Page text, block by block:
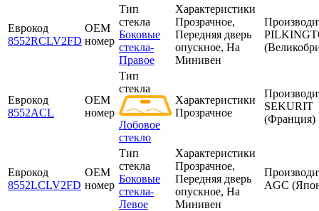
Еврокод
8552RCLV2FD
OEM
номер
Тип
стекла
Боковые
стекла-
Правое
Характеристики
Прозрачное,
Передняя дверь
опускное, На
Минивен
Еврокод
8552ACL
OEM
номер
Тип
стекла
Лобовое
стекло
Характеристики
Прозрачное
SEKURIT
(Франция)
Еврокод
8552LCLV2FD
OEM
номер
Тип
стекла
Боковые
стекла-
Левое
Характеристики
Прозрачное,
Передняя дверь
опускное, На
Минивен
AGC